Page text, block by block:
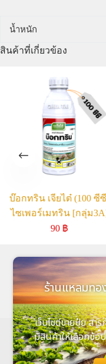
น้ำหนัก
สินค้าที่เกี่ยวข้อง
บ๊อกทริน เจียไต๋ (100 ซี
ไซเพอร์เมทริน [กลุ่ม
90 ฿
ร้านแหลมท
เว็บไซต์ขายปุ๋ย สา
มีสินค้าให้เลือกช้อ